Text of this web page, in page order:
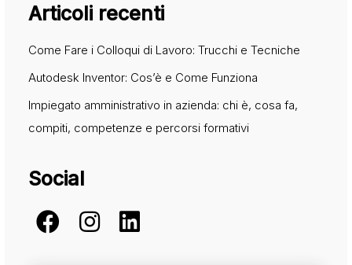
Articoli recenti
Come Fare i Colloqui di Lavoro: Trucchi e Tecniche
Autodesk Inventor: Cos’è e Come Funziona
Impiegato amministrativo in azienda: chi è, cosa fa,
compiti, competenze e percorsi formativi
Social